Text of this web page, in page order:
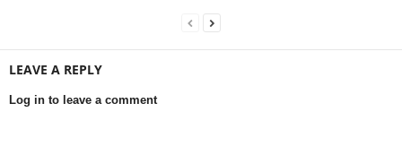
LEAVE A REPLY
Log in to leave a comment